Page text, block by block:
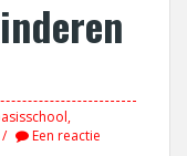
,
Een reactie